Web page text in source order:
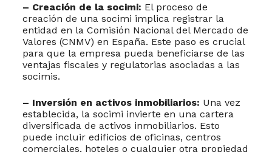
– Creación de la socimi: El proceso de
creación de una socimi implica registrar la
entidad en la Comisión Nacional del Mercado de
Valores (CNMV) en España. Este paso es crucial
para que la empresa pueda beneficiarse de las
ventajas fiscales y regulatorias asociadas a las
socimis.
– Inversión en activos inmobiliarios: Una vez
establecida, la socimi invierte en una cartera
diversificada de activos inmobiliarios. Esto
puede incluir edificios de oficinas, centros
comerciales, hoteles o cualquier otra propiedad